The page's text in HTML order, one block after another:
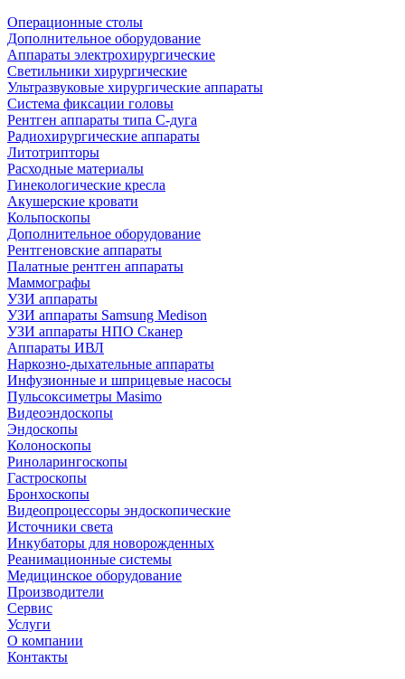
Операционные столы
Дополнительное оборудование
Аппараты электрохирургические
Светильники хирургические
Ультразвуковые хирургические аппараты
Система фиксации головы
Рентген аппараты типа С-дуга
Радиохирургические аппараты
Литотрипторы
Расходные материалы
Гинекологические кресла
Акушерские кровати
Кольпоскопы
Дополнительное оборудование
Рентгеновские аппараты
Палатные рентген аппараты
Маммографы
УЗИ аппараты
УЗИ аппараты Samsung Medison
УЗИ аппараты НПО Сканер
Аппараты ИВЛ
Наркозно-дыхательные аппараты
Инфузионные и шприцевые насосы
Пульсоксиметры Masimo
Видеоэндоскопы
Эндоскопы
Колоноскопы
Риноларингоскопы
Гастроскопы
Бронхоскопы
Видеопроцессоры эндоскопические
Источники света
Инкубаторы для новорожденных
Реанимационные системы
Медицинское оборудование
Производители
Сервис
Услуги
О компании
Контакты